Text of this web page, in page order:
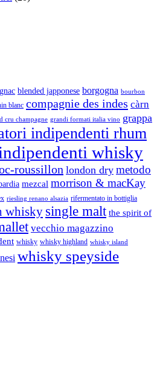
blended japponese borgogna bourbon
blanc compagnie des indes càrn
cru champagne grandi formati italia vino grappa
indipendenti rhum
whisky
roussillon london dry metodo
mezcal morrison & macKay
riesling renano alsazia rifermentato in bottiglia
whisky single malt the spirit of
vecchio magazzino
whisky whisky highland whisky island
whisky speyside